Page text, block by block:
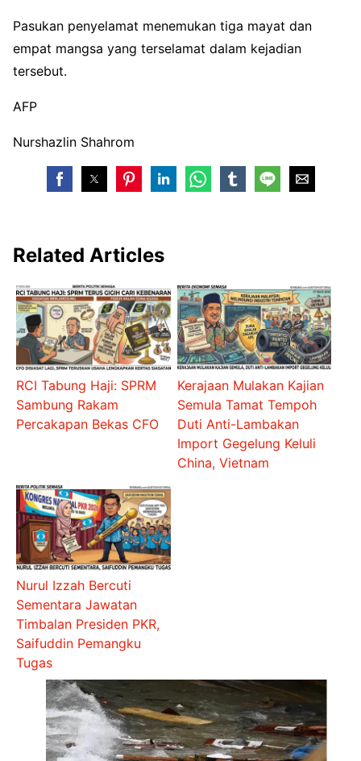
Pasukan penyelamat menemukan tiga mayat dan
empat mangsa yang terselamat dalam kejadian
tersebut.
AFP
Nurshazlin Shahrom
Related Articles
RCI Tabung Haji: SPRM
Sambung Rakam
Percakapan Bekas CFO
Kerajaan Mulakan Kajian
Semula Tamat Tempoh
Duti Anti-Lambakan
Import Gegelung Keluli
China, Vietnam
Nurul Izzah Bercuti
Sementara Jawatan
Timbalan Presiden PKR,
Saifuddin Pemangku
Tugas